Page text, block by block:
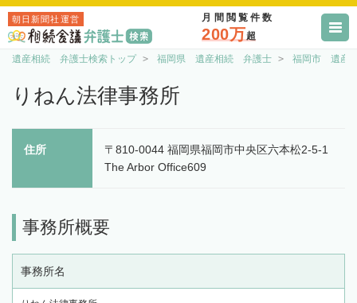
朝日新聞社運営 月間閲覧件数
200万超
遺産相続 弁護士検索トップ 福岡県 遺産相続 弁護士 福岡市 遺産
りねん法律事務所
住所
〒810-0044 福岡県福岡市中央区六本松2-5-1
The Arbor Office609
事務所概要
事務所名